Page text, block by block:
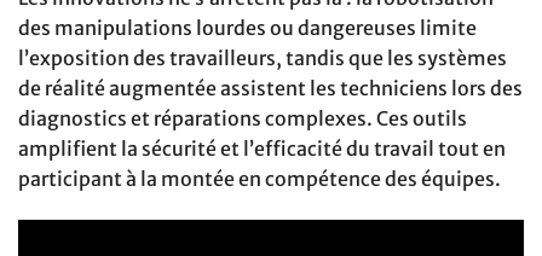
des manipulations lourdes ou dangereuses limite
l’exposition des travailleurs, tandis que les systèmes
de réalité augmentée assistent les techniciens lors des
diagnostics et réparations complexes. Ces outils
amplifient la sécurité et l’efficacité du travail tout en
participant à la montée en compétence des équipes.